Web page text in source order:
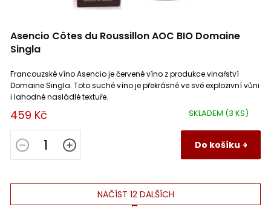
Asencio Côtes du Roussillon AOC BIO Domaine
Singla
SKLADEM (3 KS)
459 Kč
Do košíku
Francouzské víno Asencio je červené víno z produkce vinařství
Domaine Singla. Toto suché víno je překrásné ve své explozivní vůni
i lahodné nasládlé textuře.
NAČÍST 12 DALŠÍCH